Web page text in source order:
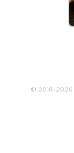
© 2018~2026